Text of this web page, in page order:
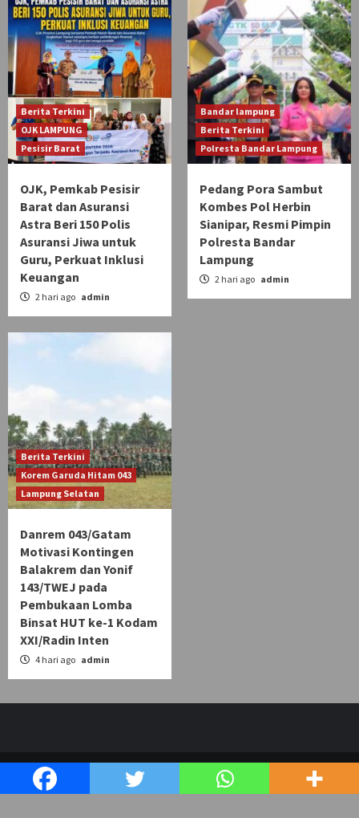
Berita Terkini
OJK LAMPUNG
Pesisir Barat
OJK, Pemkab Pesisir
Barat dan Asuransi
Astra Beri 150 Polis
Asuransi Jiwa untuk
Guru, Perkuat Inklusi
Keuangan
2 hari ago admin
Bandar lampung
Berita Terkini
Polresta Bandar Lampung
Pedang Pora Sambut
Kombes Pol Herbin
Sianipar, Resmi Pimpin
Polresta Bandar
Lampung
2 hari ago admin
Berita Terkini
Korem Garuda Hitam 043
Lampung Selatan
Danrem 043/Gatam
Motivasi Kontingen
Balakrem dan Yonif
143/TWEJ pada
Pembukaan Lomba
Binsat HUT ke-1 Kodam
XXI/Radin Inten
4 hari ago admin
Copyright © bensorinfo.com